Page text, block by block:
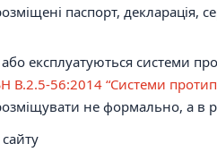
паспорт, декларація,
або експлуатуються системи
В.2.5-56:2014 “Системи
не формально, а в